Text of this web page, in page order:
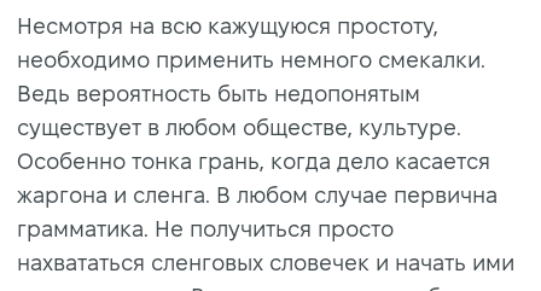
Несмотря на всю кажущуюся простоту,
необходимо применить немного смекалки.
Ведь вероятность быть недопонятым
существует в любом обществе, культуре.
Особенно тонка грань, когда дело касается
жаргона и сленга. В любом случае первична
грамматика. Не получиться просто
нахвататься сленговых словечек и начать ими